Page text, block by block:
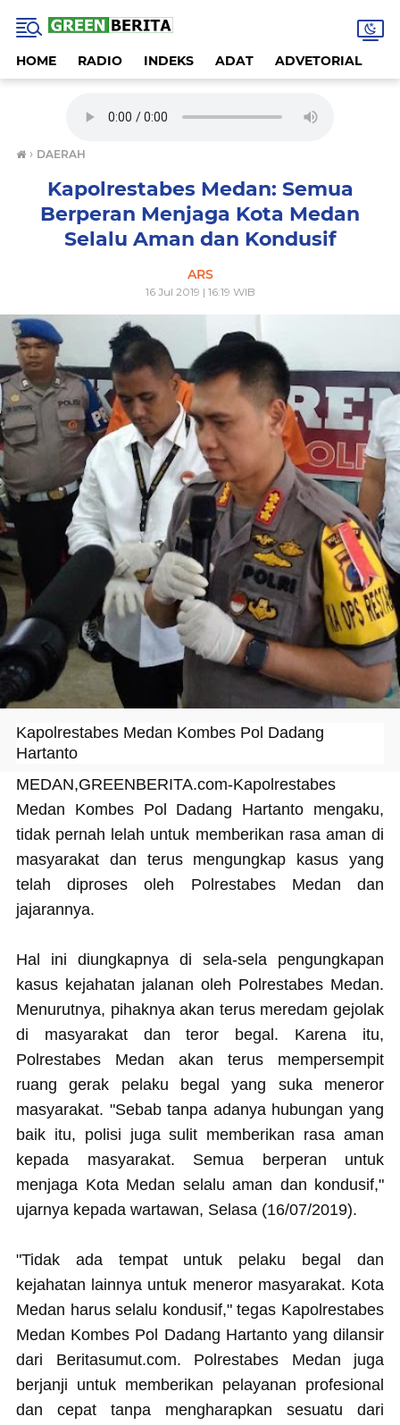
HOME RADIO INDEKS ADAT ADVETORIAL
› DAERAH
Kapolrestabes Medan: Semua
Berperan Menjaga Kota Medan
Selalu Aman dan Kondusif
ARS
16 Jul 2019 | 16:19 WIB
Kapolrestabes Medan Kombes Pol Dadang
Hartanto
MEDAN,GREENBERITA.com-Kapolrestabes
Medan Kombes Pol Dadang Hartanto mengaku,
tidak pernah lelah untuk memberikan rasa aman di
masyarakat dan terus mengungkap kasus yang
telah diproses oleh Polrestabes Medan dan
jajarannya.
Hal ini diungkapnya di sela-sela pengungkapan
kasus kejahatan jalanan oleh Polrestabes Medan.
Menurutnya, pihaknya akan terus meredam gejolak
di masyarakat dan teror begal. Karena itu,
Polrestabes Medan akan terus mempersempit
ruang gerak pelaku begal yang suka meneror
masyarakat. "Sebab tanpa adanya hubungan yang
baik itu, polisi juga sulit memberikan rasa aman
kepada masyarakat. Semua berperan untuk
menjaga Kota Medan selalu aman dan kondusif,"
ujarnya kepada wartawan, Selasa (16/07/2019).
"Tidak ada tempat untuk pelaku begal dan
kejahatan lainnya untuk meneror masyarakat. Kota
Medan harus selalu kondusif," tegas Kapolrestabes
Medan Kombes Pol Dadang Hartanto yang dilansir
dari Beritasumut.com. Polrestabes Medan juga
berjanji untuk memberikan pelayanan profesional
dan cepat tanpa mengharapkan sesuatu dari